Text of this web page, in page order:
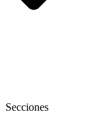
Secciones